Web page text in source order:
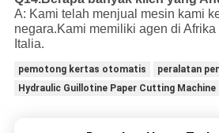
A: Kami telah menjual mesin kami
negara.Kami memiliki agen di
Italia.
pemotong kertas otomatis
peralatan
Hydraulic Guillotine Paper Cutting Machine